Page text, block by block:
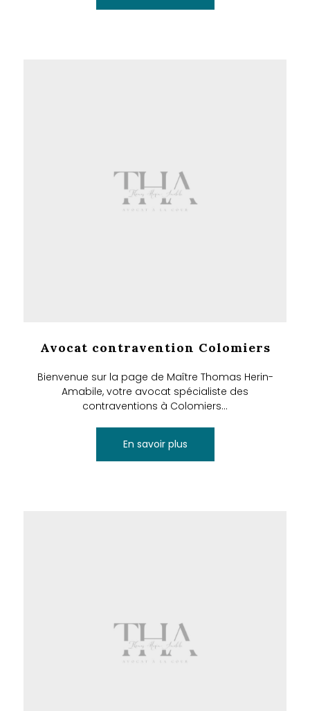
Avocat contravention Colomiers
Bienvenue sur la page de Maître Thomas Herin-
Amabile, votre avocat spécialiste des
contraventions à Colomiers...
En savoir plus